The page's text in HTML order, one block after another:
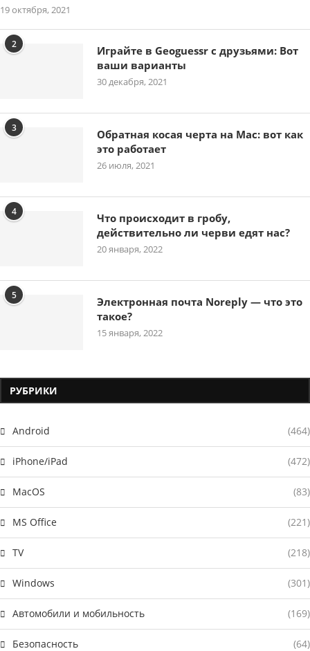
19 октября, 2021
2
Играйте в Geoguessr с друзьями: Вот
ваши варианты
30 декабря, 2021
3
Обратная косая черта на Mac: вот как
это работает
26 июля, 2021
4
Что происходит в гробу,
действительно ли черви едят нас?
20 января, 2022
5
Электронная почта Noreply — что это
такое?
15 января, 2022
РУБРИКИ
Android (464)
iPhone/iPad (472)
MacOS (83)
MS Office (221)
TV (218)
Windows (301)
Автомобили и мобильность (169)
Безопасность (64)